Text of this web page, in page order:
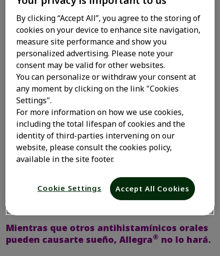
Rápida Acción 2
Efecto prolongado hasta por 24
horas para Allegra
120mg
Mientras que otros antihistamínicos orales
pueden causarte sueño, Allegra® no lo hará.
By clicking “Accept All”, you agree to the storing of
cookies on your device to enhance site navigation,
measure site performance and show you
personalized advertising. Please note your
consent may be valid for other websites.
You can personalize or withdraw your consent at
any moment by clicking on the link "Cookies
Settings".
For more information on how we use cookies,
including the total lifespan of cookies and the
identity of third-parties intervening on our
website, please consult the cookies policy,
available in the site footer.
Cookie Settings Accept All Cookies